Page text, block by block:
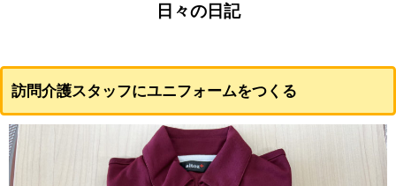
日々の日記
訪問介護スタッフにユニフォームをつくる